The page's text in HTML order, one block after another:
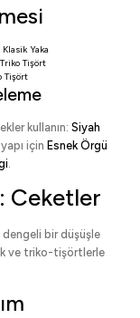
Klasik Yaka
Tişört
Tişört
kullanın: Siyah
için Esnek Örgü
.
Ceketler
bir düşüşle
ve triko-tişörtlerle